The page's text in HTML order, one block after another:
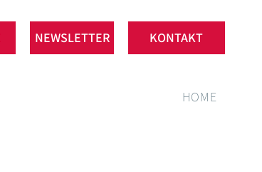
NEWSLETTER KONTAKT
HOME